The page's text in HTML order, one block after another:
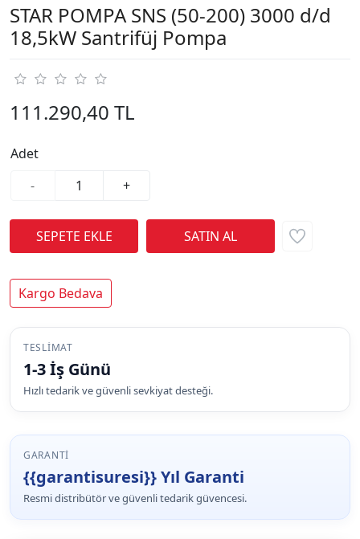
STAR POMPA SNS (50-200) 3000 d/d
18,5kW Santrifüj Pompa
111.290,40 TL
Adet
-
+
Kargo Bedava
TESLIMAT
1-3 İş Günü
Hızlı tedarik ve güvenli sevkiyat desteği.
GARANTI
{{garantisuresi}} Yıl Garanti
Resmi distribütör ve güvenli tedarik güvencesi.